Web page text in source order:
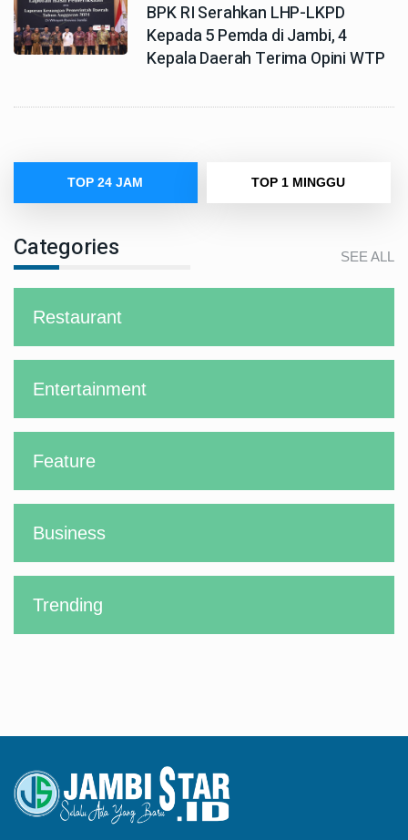
BPK RI Serahkan LHP-LKPD
Kepada 5 Pemda di Jambi, 4
Kepala Daerah Terima Opini WTP
TOP 24 JAM TOP 1 MINGGU
Categories SEE ALL
Restaurant
Entertainment
Feature
Business
Trending